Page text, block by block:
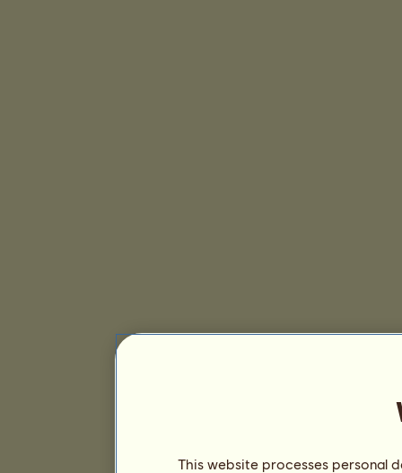
This website processes personal